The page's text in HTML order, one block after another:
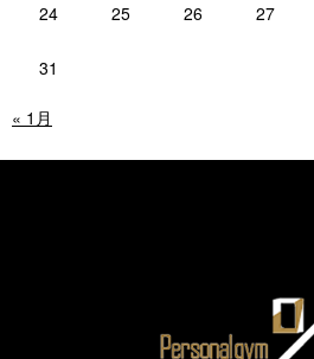
24 25 26 27
31
« 1月